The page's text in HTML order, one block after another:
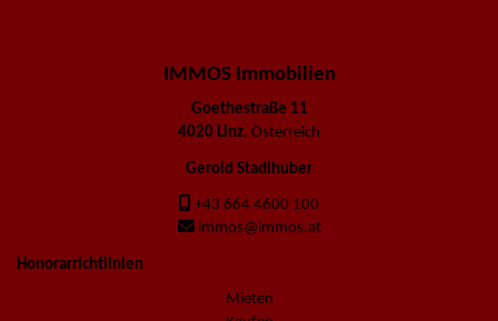
IMMOS Immobilien
Goethestraße 11
4020 Linz, Österreich
Gerold Stadlhuber
+43 664 4600 100
immos@immos.at
Honorarrichtlinien
Mieten